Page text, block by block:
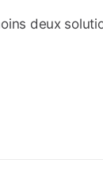
deux